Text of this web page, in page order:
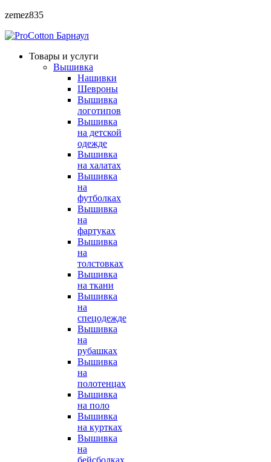
zemez835
Барнаул
Товары и услуги
Вышивка
Нашивки
Шевроны
Вышивка
логотипов
Вышивка
на детской
одежде
Вышивка
на халатах
Вышивка
на
футболках
Вышивка
на
фартуках
Вышивка
на
толстовках
Вышивка
на ткани
Вышивка
на
спецодежде
Вышивка
на
рубашках
Вышивка
на
полотенцах
Вышивка
на поло
Вышивка
на куртках
Вышивка
на
бейсболках